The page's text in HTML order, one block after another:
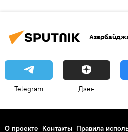
Telegram Дзен
О проекте Контакты Правила